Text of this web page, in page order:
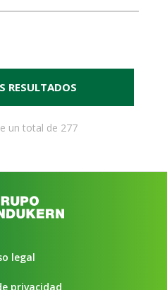
shareshare
RESULTADOS
un total de 277
legal
privacidad